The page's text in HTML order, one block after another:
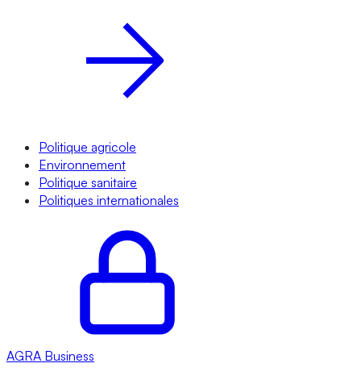
Politique agricole
Environnement
Politique sanitaire
Politiques internationales
AGRA Business